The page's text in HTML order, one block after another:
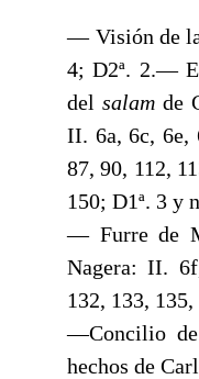
— Visión de
4; D2ª. 2.—
del salam de
II. 6a, 6c, 6e,
87, 90, 112,
150; D1ª. 3 y
— Furre de
Nagera: II.
132, 133,
—Concilio de
hechos de